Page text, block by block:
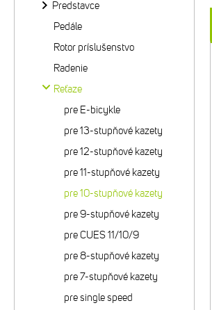
Predstavce
Pedále
Rotor príslušenstvo
Radenie
Reťaze
pre E-bicykle
pre 13-stupňové kazety
pre 12-stupňové kazety
pre 11-stupňové kazety
pre 10-stupňové kazety
pre 9-stupňové kazety
pre CUES 11/10/9
pre 8-stupňové kazety
pre 7-stupňové kazety
pre single speed